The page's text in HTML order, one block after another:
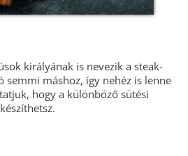
királyának is nevezik a steak-
semmi máshoz, így nehéz is lenne
hogy a különböző sütési